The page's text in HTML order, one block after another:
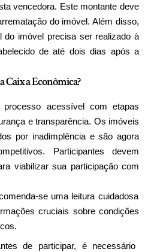
vencedora. Este montante deve
do imóvel. Além disso,
do imóvel precisa ser realizado à
de até dois dias após a
Caixa Econômica?
acessível com etapas
e transparência. Os imóveis
por inadimplência e são agora
Participantes devem
viabilizar sua participação com
se uma leitura cuidadosa
cruciais sobre condições
de participar, é necessário